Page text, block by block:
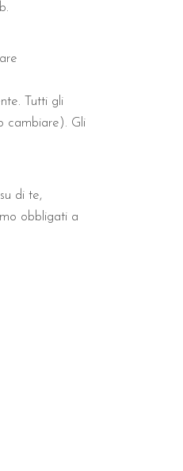
Tutti gli
cambiare). Gli
di te,
obbligati a